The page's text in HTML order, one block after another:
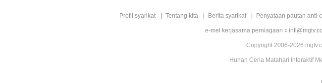
Profil syarikat Tentang kita Berita syarikat Penyataan pautan anti-
e-mel kerjasama perniagaan：
Copyright 2006-2026
Hunan Ceria Matahari Interaktif